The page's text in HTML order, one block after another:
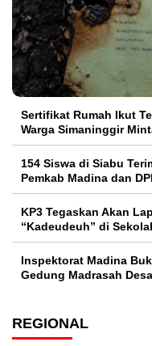
Sertifikat Rumah Ikut
Warga Simaninggir
154 Siswa di Siabu
Pemkab Madina dan
KP3 Tegaskan Akan
“Kadeudeuh” di
Inspektorat Madina
Gedung Madrasah
REGIONAL